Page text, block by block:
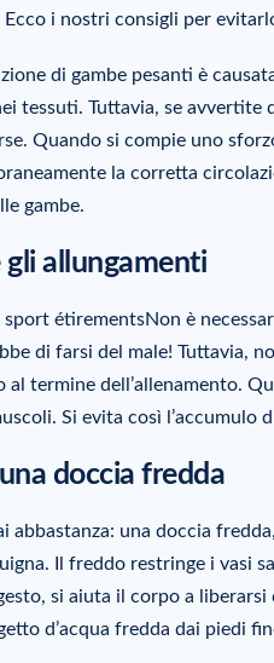
Ecco i nostri consigli per
di gambe pesanti è
tessuti. Tuttavia, se avvertite
Quando si compie uno
la corretta
gambe.
gli allungamenti
Non è
di farsi del male! Tuttavia,
al termine dell’allenamento.
Si evita così l’accumulo
doccia fredda
abbastanza: una doccia
Il freddo restringe i vasi
si aiuta il corpo a
d’acqua fredda dai piedi